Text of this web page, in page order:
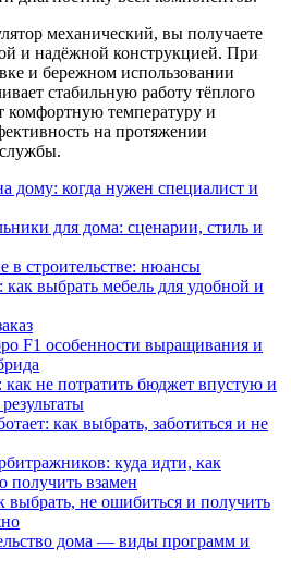
механический, вы получаете
и надёжной конструкцией. При
и бережном использовании
стабильную работу тёплого
комфортную температуру и
на протяжении
дому: когда нужен специалист и
для дома: сценарии, стиль и
в строительстве: нюансы
выбрать мебель для удобной и
F1 особенности выращивания и
как не потратить бюджет впустую и
как выбрать, заботиться и не
куда идти, как
получить взамен
выбрать, не ошибиться и получить
дома — виды программ и